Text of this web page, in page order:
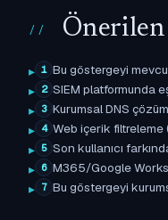
1 Bu göstergeyi
2 SIEM platformunda
3 Kurumsal DNS
4 Web içerik filtreleme
5 Son kullanıcı
6 M365/Google
7 Bu göstergeyi